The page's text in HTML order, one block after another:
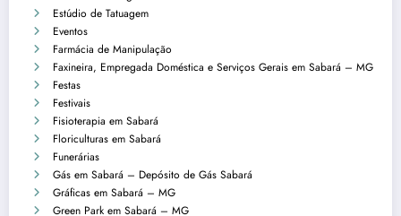
Estúdio de Tatuagem
Eventos
Farmácia de Manipulação
Faxineira, Empregada Doméstica e Serviços Gerais em Sabará – MG
Festas
Festivais
Fisioterapia em Sabará
Floriculturas em Sabará
Funerárias
Gás em Sabará – Depósito de Gás Sabará
Gráficas em Sabará – MG
Green Park em Sabará – MG